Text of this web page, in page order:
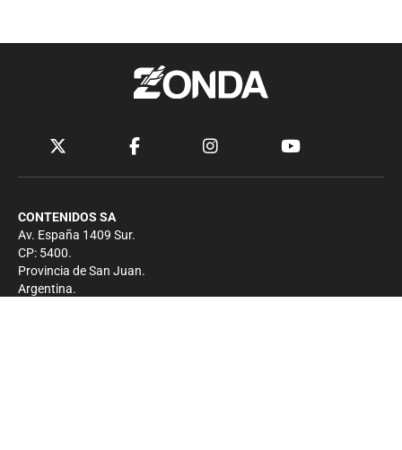
CONTENIDOS SA
Av. España 1409 Sur.
CP: 5400.
Provincia de San Juan.
Argentina.